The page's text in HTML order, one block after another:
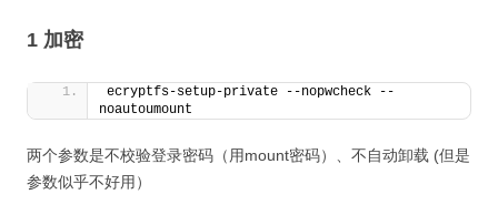
1 加密
ecryptfs-setup-private --nopwcheck --
noautoumount
两个参数是不校验登录密码（用mount密码）、不自动卸载 (但是
参数似乎不好用）